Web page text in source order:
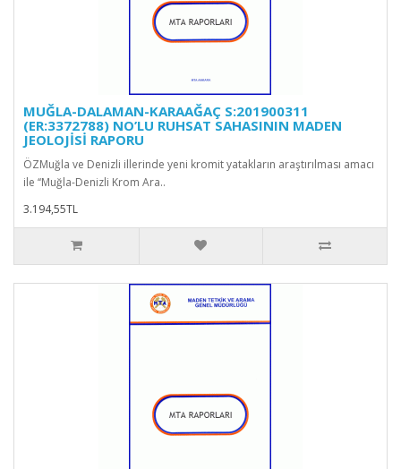
MUĞLA-DALAMAN-KARAAĞAÇ S:201900311
(ER:3372788) NO’LU RUHSAT SAHASININ MADEN
JEOLOJİSİ RAPORU
ÖZMuğla ve Denizli illerinde yeni kromit yatakların araştırılması amacı
ile ‘‘Muğla-Denizli Krom Ara..
3.194,55TL